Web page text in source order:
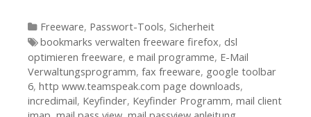
Kategorien
Freeware, Passwort-Tools, Sicherheit
Tags
bookmarks verwalten freeware firefox, dsl
optimieren freeware, e mail programme, E-Mail
Verwaltungsprogramm, fax freeware, google toolbar
6, http www.teamspeak.com page downloads,
incredimail, Keyfinder, Keyfinder Programm, mail client